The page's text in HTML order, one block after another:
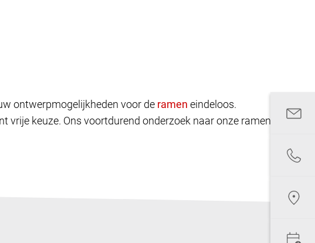
ontwerpmogelijkheden voor de
eindeloos.
vrije keuze. Ons voortdurend onderzoek naar onze ramen